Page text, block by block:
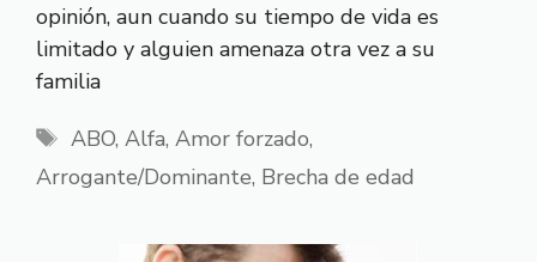
opinión, aun cuando su tiempo de vida es
limitado y alguien amenaza otra vez a su
familia
Etiquetas
ABO, Alfa, Amor forzado,
Arrogante/Dominante, Brecha de edad